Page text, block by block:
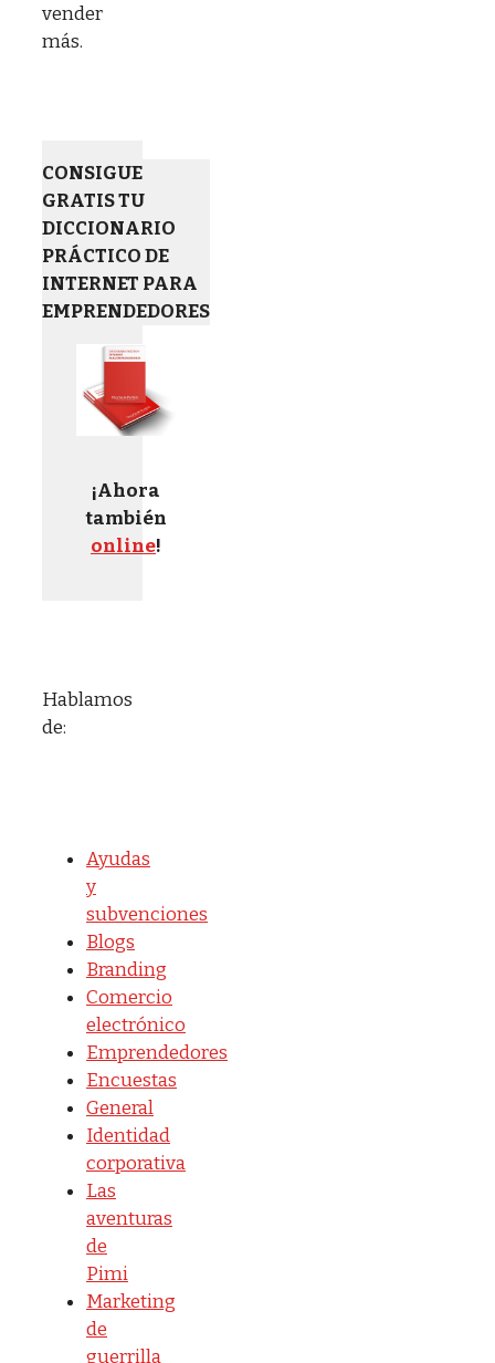
vender
más.
CONSIGUE
GRATIS TU
DICCIONARIO
PRÁCTICO DE
INTERNET PARA
EMPRENDEDORES
¡Ahora
también
online!
Hablamos
de:
Ayudas
y
subvenciones
Blogs
Branding
Comercio
electrónico
Emprendedores
Encuestas
General
Identidad
corporativa
Las
aventuras
de
Pimi
Marketing
de
guerrilla